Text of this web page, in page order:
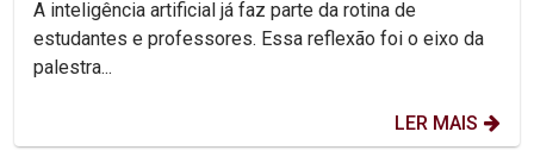
A inteligência artificial já faz parte da rotina de
estudantes e professores. Essa reflexão foi o eixo da
palestra...
LER MAIS